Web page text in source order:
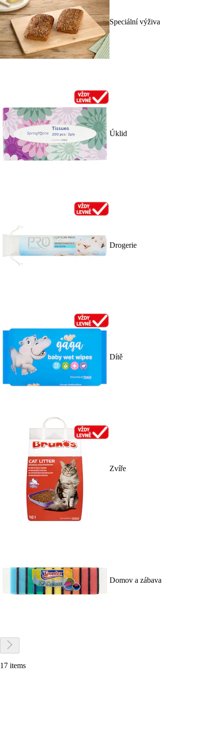
Speciální výživa
Úklid
Drogerie
Dítě
Zvíře
Domov a zábava
17 items